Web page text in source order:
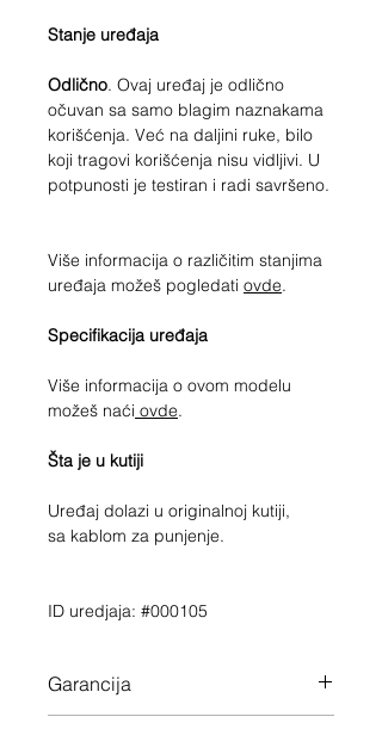
Stanje uređaja
Odlično. Ovaj uređaj je odlično
očuvan sa samo blagim naznakama
korišćenja. Već na daljini ruke, bilo
koji tragovi korišćenja nisu vidljivi. U
potpunosti je testiran i radi savršeno.
Više informacija o različitim stanjima
uređaja možeš pogledati ovde.
Specifikacija uređaja
Više informacija o ovom modelu
možeš naći ovde.
Šta je u kutiji
Uređaj dolazi u originalnoj kutiji,
sa kablom za punjenje.
ID uredjaja: #000105
Garancija